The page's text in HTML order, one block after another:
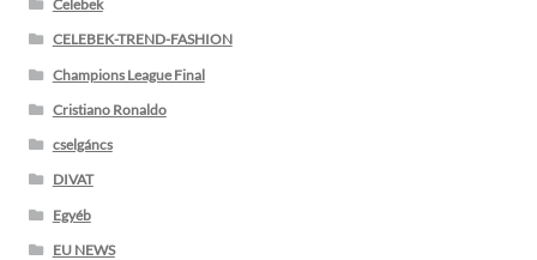
Celebek
CELEBEK-TREND-FASHION
Champions League Final
Cristiano Ronaldo
cselgáncs
DIVAT
Egyéb
EU NEWS